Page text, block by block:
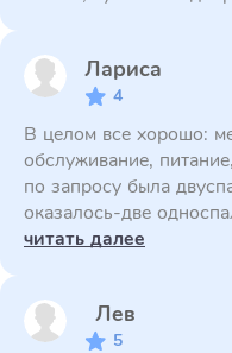
Лариса
4
В целом все хорошо:
обслуживание,
по запросу была
оказалось-две
читать далее
Лев
5